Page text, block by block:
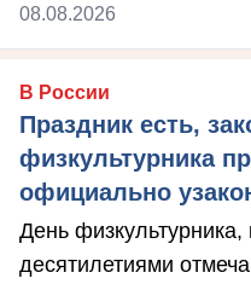
08.08.2026
В России
Праздник есть,
физкультурника
официально
День
десятилетиями